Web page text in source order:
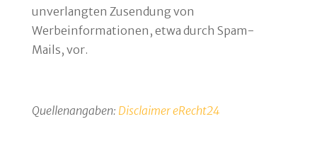
unverlangten Zusendung von
Werbeinformationen, etwa durch Spam-
Mails, vor.
Quellenangaben: Disclaimer eRecht24